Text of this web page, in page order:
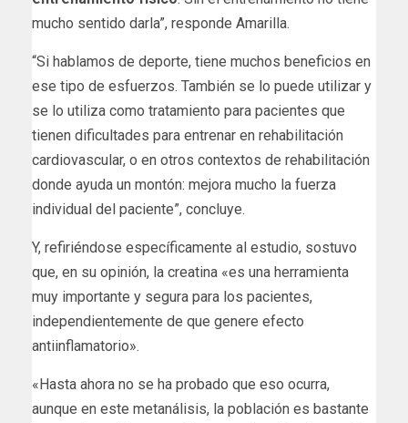
mucho sentido darla”, responde Amarilla.
“Si hablamos de deporte, tiene muchos beneficios en
ese tipo de esfuerzos. También se lo puede utilizar y
se lo utiliza como tratamiento para pacientes que
tienen dificultades para entrenar en rehabilitación
cardiovascular, o en otros contextos de rehabilitación
donde ayuda un montón: mejora mucho la fuerza
individual del paciente”, concluye.
Y, refiriéndose específicamente al estudio, sostuvo
que, en su opinión, la creatina «es una herramienta
muy importante y segura para los pacientes,
independientemente de que genere efecto
antiinflamatorio».
«Hasta ahora no se ha probado que eso ocurra,
aunque en este metanálisis, la población es bastante